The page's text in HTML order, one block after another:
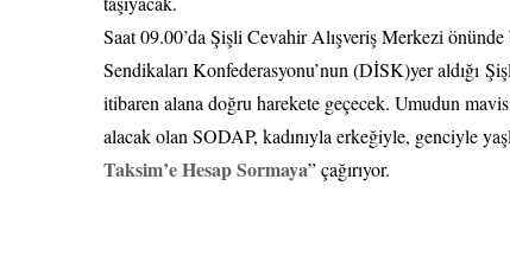
Saat 09.00’da Şişli Cevahir Alışveriş Merkezi
Sendikaları Konfederasyonu’nun (DİSK)yer aldığı
itibaren alana doğru harekete geçecek. Umudun
alacak olan SODAP, kadınıyla erkeğiyle, genciyle
Taksim’e Hesap Sormaya” çağırıyor.